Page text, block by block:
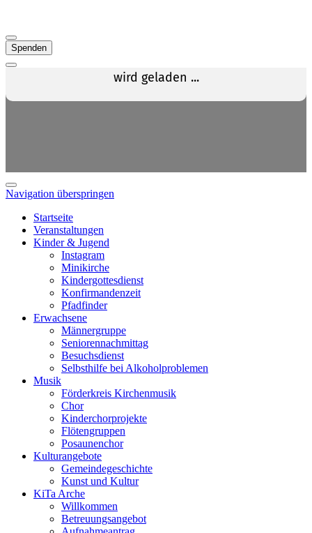
Spenden
Navigation überspringen
Startseite
Veranstaltungen
Kinder & Jugend
Instagram
Minikirche
Kindergottesdienst
Konfirmandenzeit
Pfadfinder
Erwachsene
Männergruppe
Seniorennachmittag
Besuchsdienst
Selbsthilfe bei Alkoholproblemen
Musik
Förderkreis Kirchenmusik
Chor
Kinderchorprojekte
Flötengruppen
Posaunenchor
Kulturangebote
Gemeindegeschichte
Kunst und Kultur
KiTa Arche
Willkommen
Betreuungsangebot